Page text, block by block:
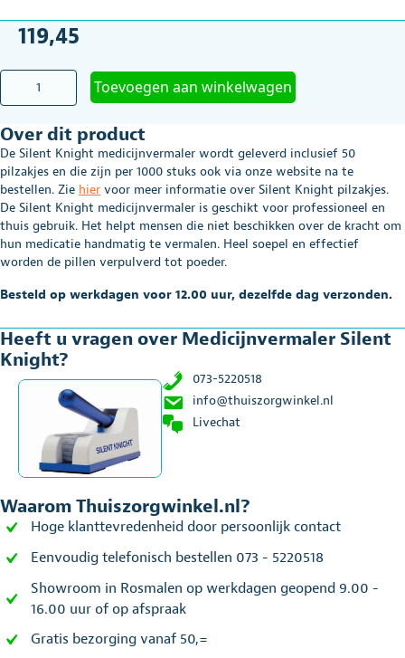
119,45
Medicijnvermaler
aantal
Toevoegen aan winkelwagen
Over dit product
De Silent Knight medicijnvermaler wordt geleverd inclusief 50
pilzakjes en die zijn per 1000 stuks ook via onze website na te
bestellen. Zie hier voor meer informatie over Silent Knight pilzakjes.
De Silent Knight medicijnvermaler is geschikt voor professioneel en
thuis gebruik. Het helpt mensen die niet beschikken over de kracht om
hun medicatie handmatig te vermalen. Heel soepel en effectief
worden de pillen verpulverd tot poeder.
Besteld op werkdagen voor 12.00 uur, dezelfde dag verzonden.
Heeft u vragen over Medicijnvermaler Silent
Knight?
073-5220518
info@thuiszorgwinkel.nl
Livechat
Waarom Thuiszorgwinkel.nl?
Hoge klanttevredenheid door persoonlijk contact
Eenvoudig telefonisch bestellen 073 - 5220518
Showroom in Rosmalen op werkdagen geopend 9.00 -
16.00 uur of op afspraak
Gratis bezorging vanaf 50,=